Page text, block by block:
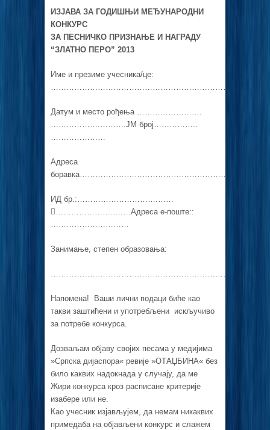
ИЗЈАВА ЗА ГОДИШЊИ МЕЂУНАРОДНИ
КОНКУРС
ЗА ПЕСНИЧКО ПРИЗНАЊЕ И НАГРАДУ
“ЗЛАТНО ПЕРО” 2013
Име и презиме учесника/це:
Датум и место рођења …………………….
……………….……….ЈМ број……………..
…………………
Адреса
ИД бр.:………………………….……
……………………..…Адреса е-поште::
…………………………
Занимање, степен образовања:
Напомена! Ваши лични подаци биће као
такви заштићени и употребљени искључиво
за потребе конкурса.
Дозваљам објаву својих песама у медијима
»Српска дијаспора« ревије »ОТАЏБИНА« без
било каквих надокнада у случају, да ме
Жири конкурса кроз расписане критерије
изабере или не.
Као учесник изјављујем, да немам никаквих
примедаба на објављени конкурс и слажем